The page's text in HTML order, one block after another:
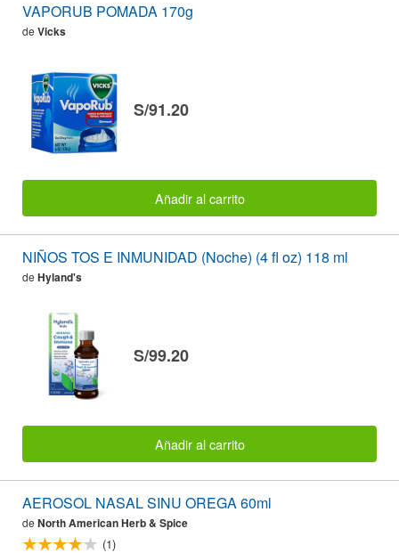
VAPORUB POMADA 170g
de Vicks
S/91.20
Añadir al carrito
NIÑOS TOS E INMUNIDAD (Noche) (4 fl oz) 118 ml
de Hyland's
S/99.20
Añadir al carrito
AEROSOL NASAL SINU OREGA 60ml
de North American Herb & Spice
(1)